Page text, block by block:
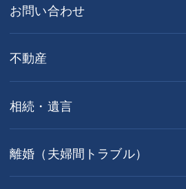
お問い合わせ
不動産
相続・遺言
離婚（夫婦間トラブル）